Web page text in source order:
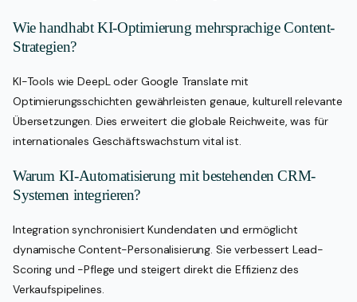
Wie handhabt KI-Optimierung mehrsprachige Content-
Strategien?
KI-Tools wie DeepL oder Google Translate mit
Optimierungsschichten gewährleisten genaue, kulturell relevante
Übersetzungen. Dies erweitert die globale Reichweite, was für
internationales Geschäftswachstum vital ist.
Warum KI-Automatisierung mit bestehenden CRM-
Systemen integrieren?
Integration synchronisiert Kundendaten und ermöglicht
dynamische Content-Personalisierung. Sie verbessert Lead-
Scoring und -Pflege und steigert direkt die Effizienz des
Verkaufspipelines.